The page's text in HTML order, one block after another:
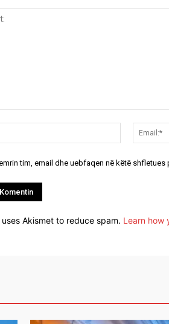
Emri:*
tim, email dhe uebfaqen në këtë
Akismet to reduce spam. Learn how